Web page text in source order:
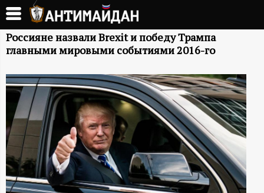
Перейти
основному
содержанию
А
Т
И
М
А
Россияне назвали Brexit и победу Трампа
главными мировыми событиями 2016-го